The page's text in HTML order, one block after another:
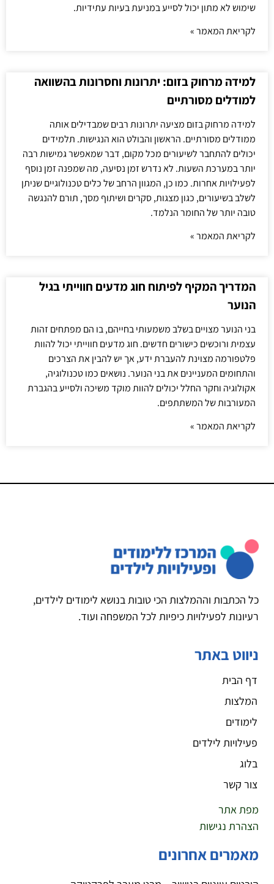
שימוש לא מתון יכול לסייע במניעת בעיות עתידיות.
לקריאת המאמר »
למידה מרחוק בזום: יתרונות וחסרונות בהשוואה
למודלים מסורתיים
למידה מרחוק בזום מציעה יתרונות רבים שמבדילים אותה
ממודלים מסורתיים. הראשון והבולט הוא הנגישות. תלמידים
יכולים להתחבר לשיעורים מכל מקום, דבר שמאפשר גמישות רבה
יותר במערכת השעות. לא נדרש זמן נסיעה, מה שמפנה זמן נוסף
לפעילויות אחרות. כמו כן, המגוון הרחב של כלים טכנולוגיים שניתן
לשלב בשיעורים, כגון מצגות, סקרים ושיתוף מסך, תורם להנגשה
טובה יותר של החומר הנלמד.
לקריאת המאמר »
המדריך המקיף לפיתוח חוג מדעים חווייתי בגיל
הנוער
בני הנוער מצויים בשלב משמעותי בחייהם, בו הם מפתחים זהות
עצמית ורוכשים כישורים חדשים. חוג מדעים חווייתי יכול להוות
פלטפורמה מצוינת להעברת ידע, אך יש להבין את הצרכים
והתחומים המעניינים את בני הנוער. נושאים כמו טכנולוגיה,
אקולוגיה וחקר החלל יכולים להוות מוקד משיכה ולסייע בהגברת
המעורבות של המשתתפים.
לקריאת המאמר »
כל הכתבות וההמלצות הכי טובות בנושא לימודים לילדים,
רעיונות לפעילויות כיפיות לכל המשפחה ועוד.
ניווט באתר
דף הבית
המלצות
לימודים
פעילויות לילדים
בלוג
צור קשר
מפת אתר
הצהרת נגישות
מאמרים אחרונים